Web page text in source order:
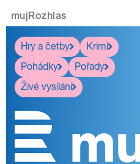
mujRozhlas
Hry a četby
Krimi
Pohádky
Pořady
Živé vysílání